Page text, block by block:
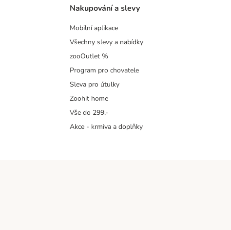
Nakupování a slevy
Mobilní aplikace
Všechny slevy a nabídky
zooOutlet %
Program pro chovatele
Sleva pro útulky
Zoohit home
Vše do 299,-
Akce - krmiva a doplňky